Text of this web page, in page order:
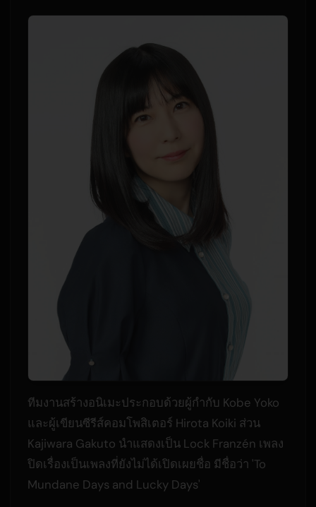
ทีมงานสร้างอนิเมะประกอบด้วยผู้กำกับ Kobe Yoko
และผู้เขียนซีรีส์คอมโพสิเตอร์ Hirota Koiki ส่วน
Kajiwara Gakuto นำแสดงเป็น Lock Franzén เพลง
ปิดเรื่องเป็นเพลงที่ยังไม่ได้เปิดเผยชื่อ มีชื่อว่า 'To
Mundane Days and Lucky Days'